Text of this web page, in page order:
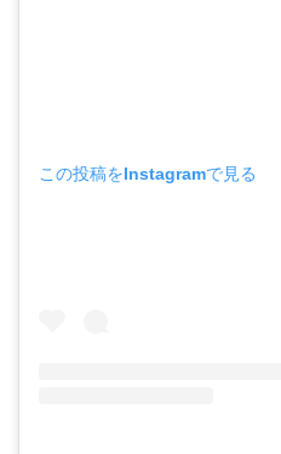
この投稿をInstagramで見る